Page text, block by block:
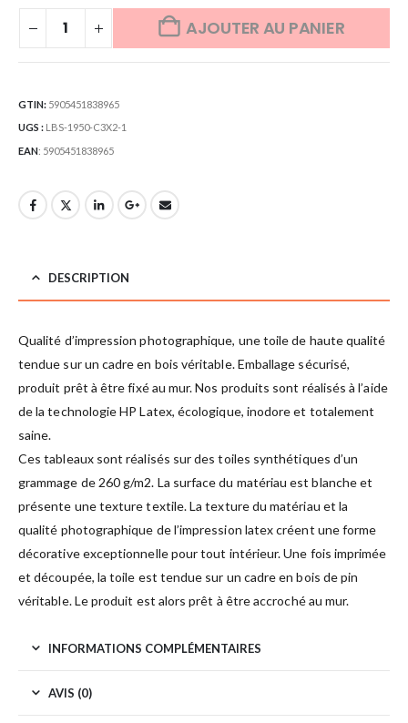
AJOUTER AU PANIER
GTIN: 5905451838965
UGS : LBS-1950-C3X2-1
EAN: 5905451838965
DESCRIPTION
Qualité d’impression photographique, une toile de haute qualité
tendue sur un cadre en bois véritable. Emballage sécurisé,
produit prêt à être fixé au mur. Nos produits sont réalisés à l’aide
de la technologie HP Latex, écologique, inodore et totalement
saine.
Ces tableaux sont réalisés sur des toiles synthétiques d’un
grammage de 260 g/m2. La surface du matériau est blanche et
présente une texture textile. La texture du matériau et la
qualité photographique de l’impression latex créent une forme
décorative exceptionnelle pour tout intérieur. Une fois imprimée
et découpée, la toile est tendue sur un cadre en bois de pin
véritable. Le produit est alors prêt à être accroché au mur.
INFORMATIONS COMPLÉMENTAIRES
AVIS (0)